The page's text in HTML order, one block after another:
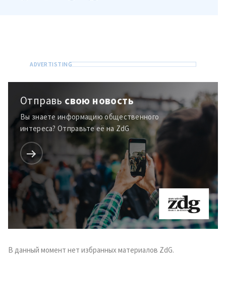
Отправь свою новость
Вы знаете информацию общественного
интереса? Отправьте её на ZdG
В данный момент нет избранных материалов ZdG.
МОЯ НОВОСТЬ
Заголовок новости
+ Добавить
заголовок